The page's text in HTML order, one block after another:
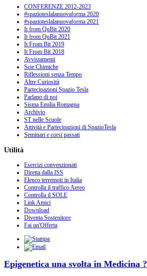
CONFERENZE 2012-2023
#spazioteslalanuovaforma 2020
#spazioteslalanuovaforma 2021
It from QuBit 2020
It from QuBit 2021
It From Bit 2019
It From Bit 2018
Avvistamenti
Scie Chimiche
Riflessioni senza Tempo
Altre Curiosità
Partecipazioni Spazio Tesla
Parlano di noi
Sisma Emilia Romagna
Archivio
ST nelle Scuole
Attività e Partecipazioni di SpazioTesla
Seminari e corsi passati
Utilità
Esercizi convenzionati
Diretta dalla ISS
Elenco terremoti in Italia
Controlla il traffico Aereo
Controlla il SOLE
Link Amici
Download
Diventa Sostenitore
Fai un'Offerta
Epigenetica una svolta in Medicina ?